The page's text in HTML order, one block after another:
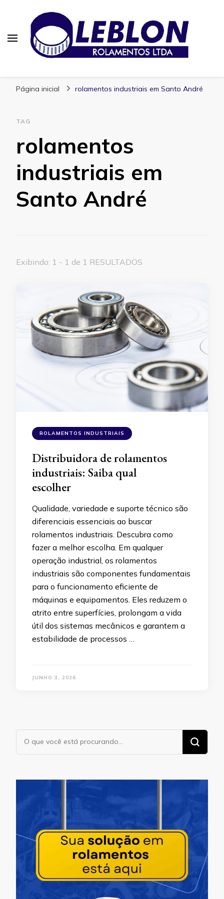
Página inicial rolamentos industriais em Santo André
TAG
rolamentos
industriais em
Santo André
Exibindo: 1 - 1 de 1 RESULTADOS
ROLAMENTOS INDUSTRIAIS
Distribuidora de rolamentos
industriais: Saiba qual
escolher
Qualidade, variedade e suporte técnico são
diferenciais essenciais ao buscar
rolamentos industriais. Descubra como
fazer a melhor escolha. Em qualquer
operação industrial, os rolamentos
industriais são componentes fundamentais
para o funcionamento eficiente de
máquinas e equipamentos. Eles reduzem o
atrito entre superfícies, prolongam a vida
útil dos sistemas mecânicos e garantem a
estabilidade de processos …
JUNHO 3, 2026
Procurando
algo?